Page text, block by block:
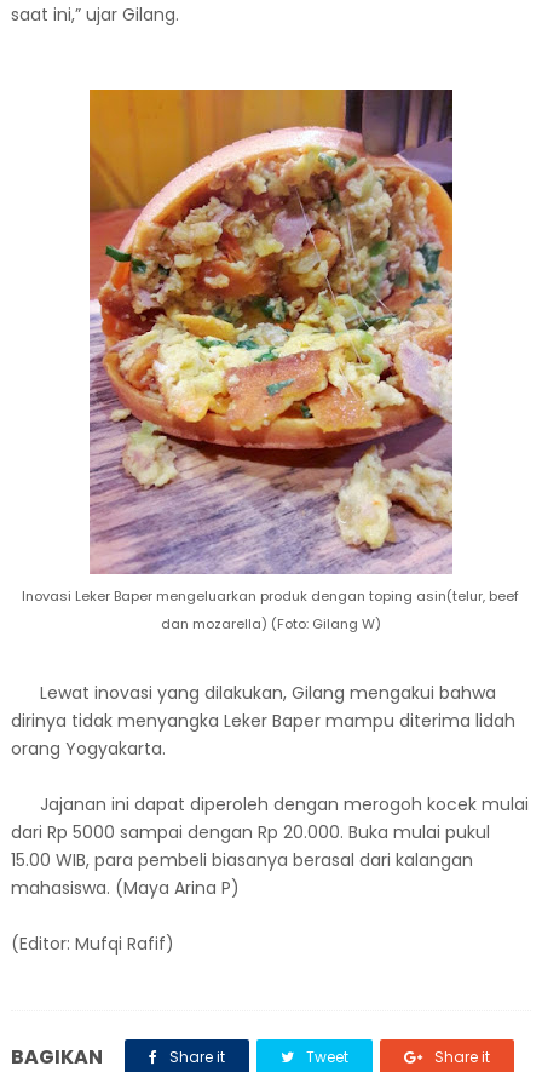
saat ini,” ujar Gilang.
Inovasi Leker Baper mengeluarkan produk dengan toping asin(telur, beef
dan mozarella) (Foto: Gilang W)
Lewat inovasi yang dilakukan, Gilang mengakui bahwa
dirinya tidak menyangka Leker Baper mampu diterima lidah
orang Yogyakarta.
Jajanan ini dapat diperoleh dengan merogoh kocek mulai
dari Rp 5000 sampai dengan Rp 20.000. Buka mulai pukul
15.00 WIB, para pembeli biasanya berasal dari kalangan
mahasiswa. (Maya Arina P)
(Editor: Mufqi Rafif)
BAGIKAN Share it Tweet Share it